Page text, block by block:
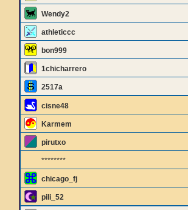
Wendy2
athleticcc
bon999
1chicharrero
2517a
cisne48
Karmem
pirutxo
********
chicago_fj
pili_52